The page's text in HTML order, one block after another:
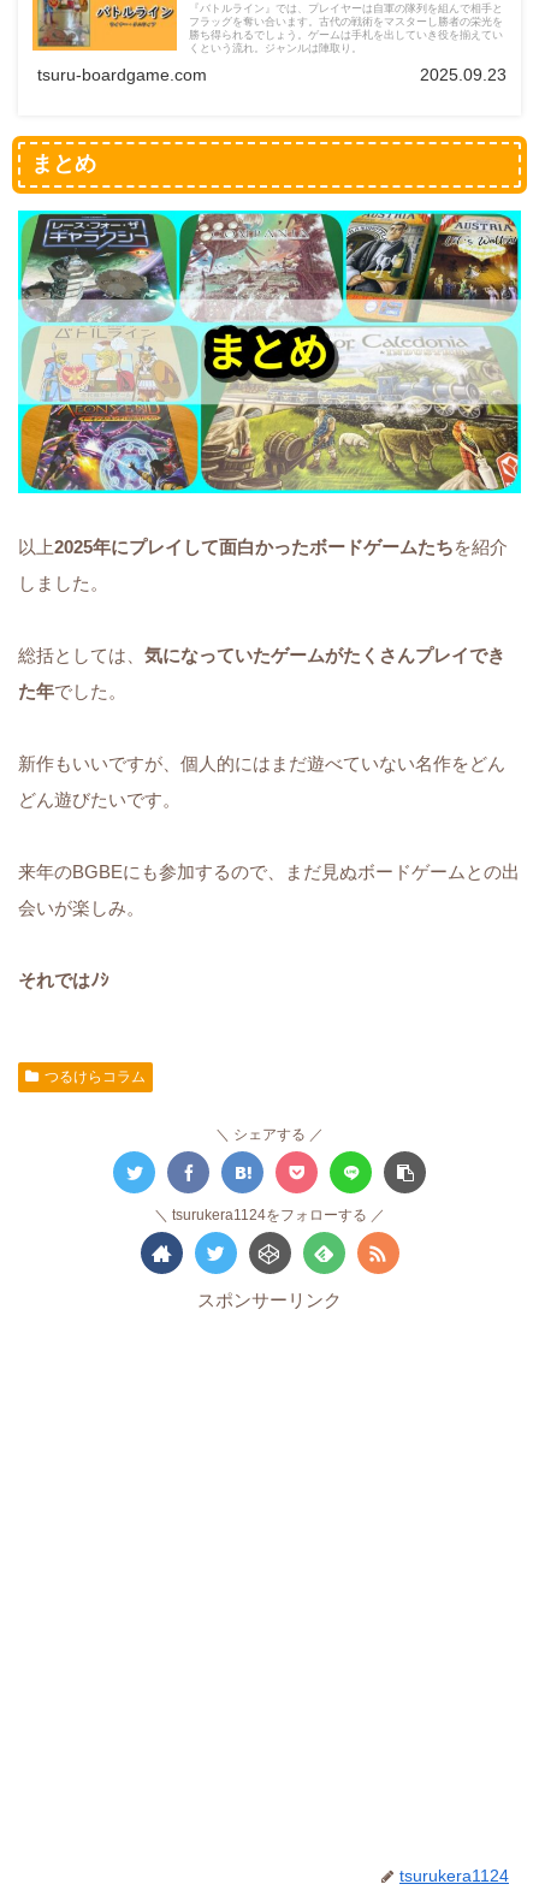
『バトルライン』では、プレイヤーは自軍の隊列を組んで相手と
フラッグを奪い合います。古代の戦術をマスターし勝者の栄光を
勝ち得られるでしょう。ゲームは手札を出していき役を揃えてい
くという流れ。ジャンルは陣取り。
tsuru-boardgame.com 2025.09.23
まとめ
以上2025年にプレイして面白かったボードゲームたちを紹介
しました。
総括としては、 気になっていたゲームがたくさんプレイでき
た年でした。
新作もいいですが、個人的にはまだ遊べていない名作をどん
どん遊びたいです。
来年のBGBEにも参加するので、まだ見ぬボードゲームとの出
会いが楽しみ。
それではﾉｼ
つるけらコラム
シェアする
tsurukera1124をフォローする
スポンサーリンク
tsurukera1124